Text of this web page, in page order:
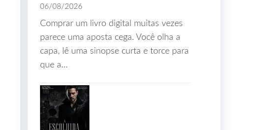
06/08/2026
Comprar um livro digital muitas vezes
parece uma aposta cega. Você olha a
capa, lê uma sinopse curta e torce para
que a…